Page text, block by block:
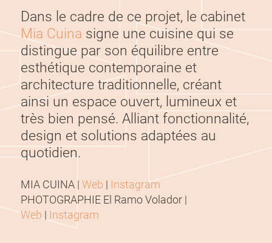
Dans le cadre de ce projet, le cabinet
Mia Cuina signe une cuisine qui se
distingue par son équilibre entre
esthétique contemporaine et
architecture traditionnelle, créant
ainsi un espace ouvert, lumineux et
très bien pensé. Alliant fonctionnalité,
design et solutions adaptées au
quotidien.
MIA CUINA | Web | Instagram
PHOTOGRAPHIE El Ramo Volador |
Web| Instagram